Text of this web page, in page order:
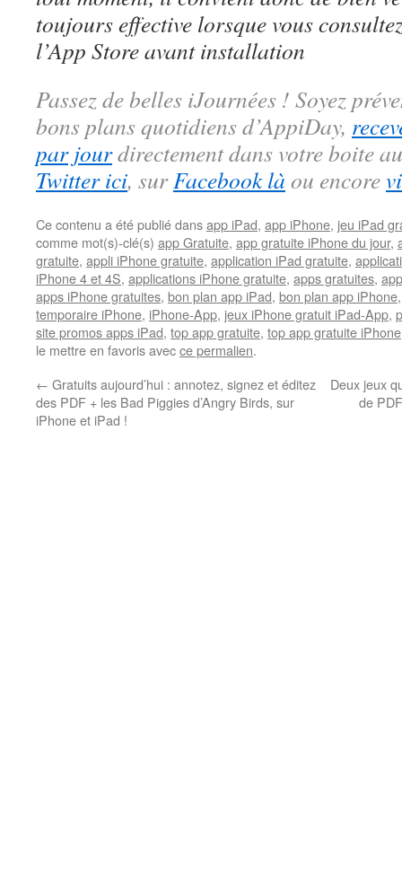
toujours effective lorsque vous
l’App Store avant installation
Passez de belles iJournées ! Soyez
bons plans quotidiens d’AppiDay,
par jourdirectement dans votre boite
Twitter ici, surFacebook là ou encore
Ce contenu a été publié dansapp iPad, app iPhone, jeu iPad
comme mot(s)-clé(s) app Gratuite, app gratuite iPhone du jour,
gratuite, appli iPhone gratuite, application iPad gratuite,
iPhone 4 et 4S, applications iPhone gratuite, apps gratuites,
apps iPhone gratuites, bon plan app iPad, bon plan app iPhone
temporaire iPhone, iPhone-App, jeux iPhone gratuit iPad-App,
site promos apps iPad, top app gratuite, top app gratuite iPhone
le mettre en favoris avecce permalien.
← Gratuits aujourd’hui : annotez, signez et éditez
des PDF + les Bad Piggies d’Angry Birds, sur
iPhone et iPad !
Deux jeux
de